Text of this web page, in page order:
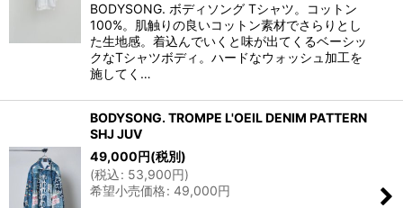
BODYSONG. ボディソング Tシャツ。コットン
100%。肌触りの良いコットン素材でさらりとし
た生地感。着込んでいくと味が出てくるベーシッ
クなTシャツボディ。ハードなウォッシュ加工を
施してく…
BODYSONG. TROMPE L'OEIL DENIM PATTERN
SHJ JUV
49,000円(税別)
(税込: 53,900円)
希望小売価格: 49,000円